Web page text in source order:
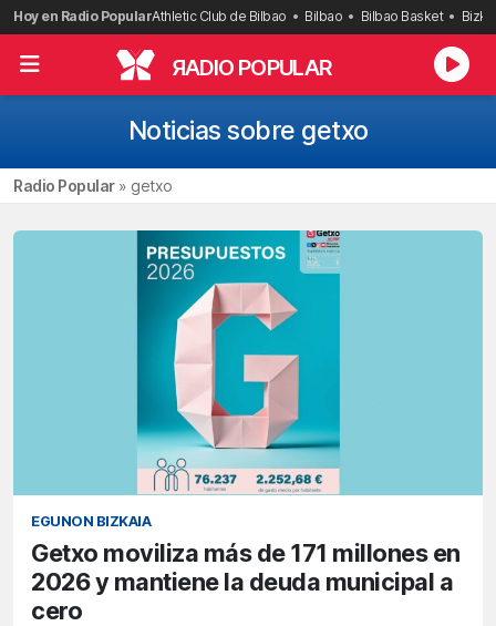
Saltar
al
contenido
Hoy en Radio PopularAthletic Club de Bilbao Bilbao Bilbao Basket
RADIO POPULAR
Noticias sobre getxo
Radio Popular» getxo
EGUNON BIZKAIA
Getxo moviliza más de 171 millones en
2026 y mantiene la deuda municipal a
cero